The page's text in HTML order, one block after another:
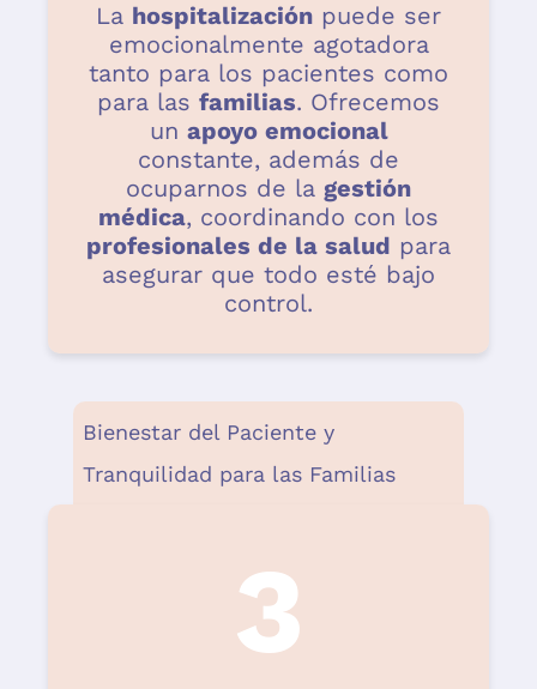
La hospitalización puede ser
emocionalmente agotadora
tanto para los pacientes como
para las familias. Ofrecemos
un apoyo emocional
constante, además de
ocuparnos de la gestión
médica, coordinando con los
profesionales de la salud para
asegurar que todo esté bajo
control.
Bienestar del Paciente y
Tranquilidad para las Familias
3